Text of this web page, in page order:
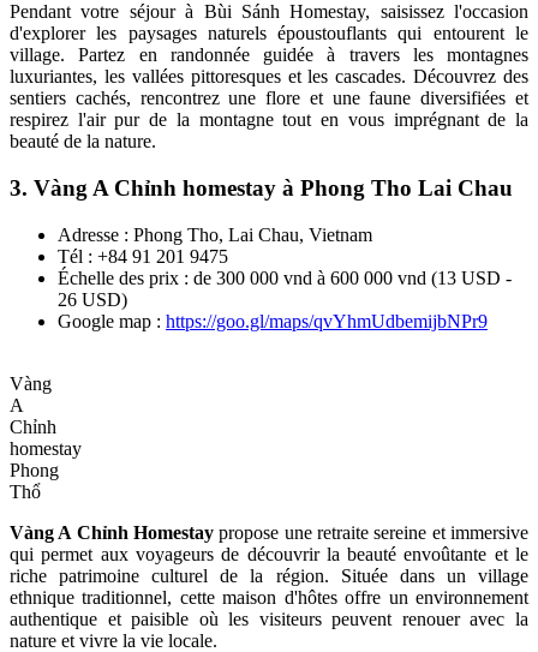
Pendant votre séjour à Bùi Sánh Homestay, saisissez l'occasion
d'explorer les paysages naturels époustouflants qui entourent le
village. Partez en randonnée guidée à travers les montagnes
luxuriantes, les vallées pittoresques et les cascades. Découvrez des
sentiers cachés, rencontrez une flore et une faune diversifiées et
respirez l'air pur de la montagne tout en vous imprégnant de la
beauté de la nature.
3. Vàng A Chỉnh homestay à Phong Tho Lai Chau
Adresse : Phong Tho, Lai Chau, Vietnam
Tél : +84 91 201 9475
Échelle des prix : de 300 000 vnd à 600 000 vnd (13 USD -
26 USD)
Google map : https://goo.gl/maps/qvYhmUdbemijbNPr9
Vàng
A
Chỉnh
homestay
Phong
Thổ
Vàng A Chỉnh Homestay propose une retraite sereine et immersive
qui permet aux voyageurs de découvrir la beauté envoûtante et le
riche patrimoine culturel de la région. Située dans un village
ethnique traditionnel, cette maison d'hôtes offre un environnement
authentique et paisible où les visiteurs peuvent renouer avec la
nature et vivre la vie locale.